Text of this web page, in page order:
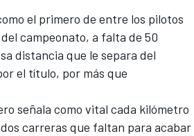
el primero de entre los pilotos
campeonato, a falta de 50
distancia que le separa del
el título, por más que
señala como vital cada kilómetro
carreras que faltan para acabar